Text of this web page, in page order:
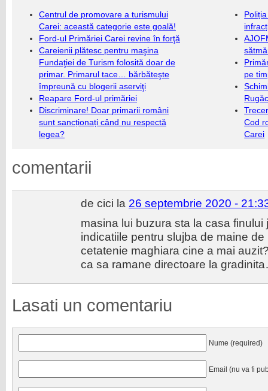
Centrul de promovare a turismului
Carei: această categorie este goală!
Ford-ul Primăriei Carei revine în forţă
Careienii plătesc pentru maşina
Fundaţiei de Turism folosită doar de
primar. Primarul tace… bărbăteşte
împreună cu blogerii aserviţi
Reapare Ford-ul primăriei
Discriminare! Doar primarii români
sunt sancționați când nu respectă
legea?
pe
Cod
Carei
comentarii
de cici la 26 septembrie 2020 -
masina lui buzura sta la casa
indicatiile pentru slujba de maine
cetatenie maghiara cine a mai
ca sa ramane directoare la
Lasati un comentariu
Nume (required)
Email (nu va fi